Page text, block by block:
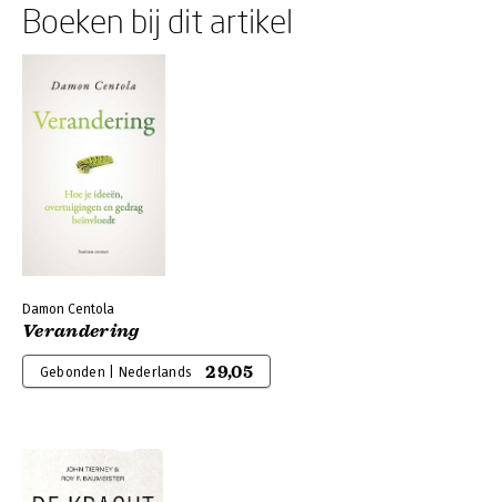
Boeken bij dit artikel
Damon Centola
Verandering
Gebonden | Nederlands 29,05